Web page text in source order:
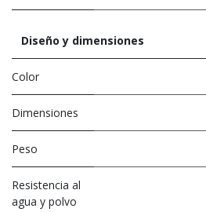
Diseño y dimensiones
Color
Dimensiones
Peso
Resistencia al
agua y polvo